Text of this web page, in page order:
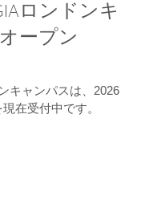
ロンドンキ
ープン
キャンパスは、2026
在受付中です。